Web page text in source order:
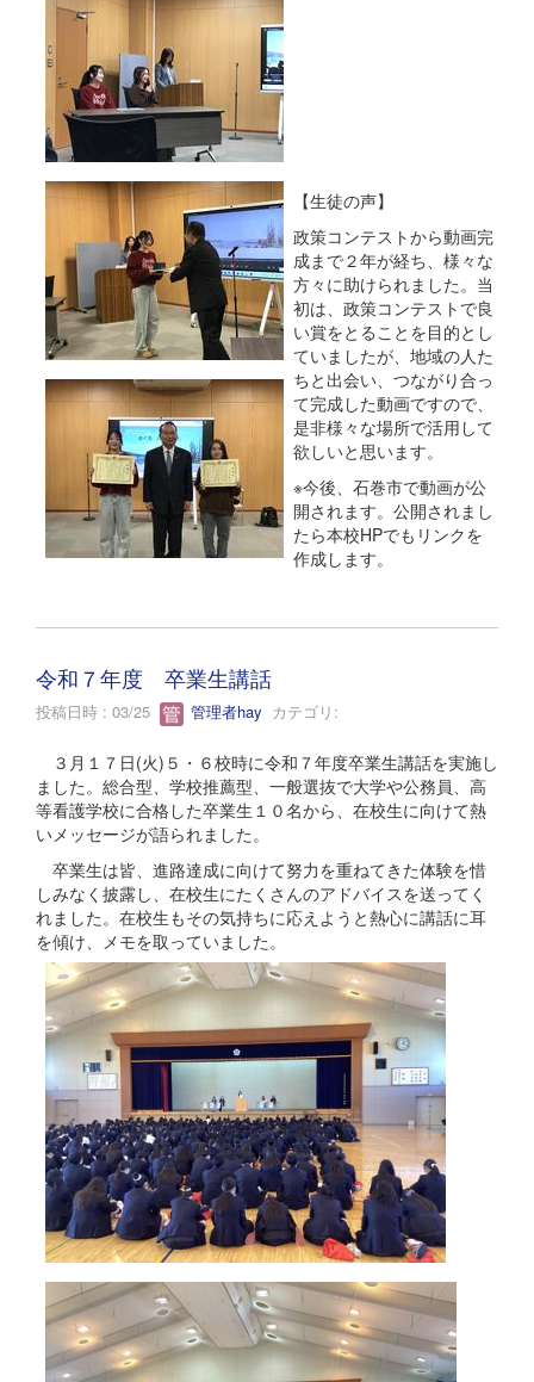
【生徒の声】
政策コンテストから動画完
成まで２年が経ち、様々な
方々に助けられました。当
初は、政策コンテストで良
い賞をとることを目的とし
ていましたが、地域の人た
ちと出会い、つながり合っ
て完成した動画ですので、
是非様々な場所で活用して
欲しいと思います。
※今後、石巻市で動画が公
開されます。公開されまし
たら本校HPでもリンクを
作成します。
令和７年度 卒業生講話
投稿日時 : 03/25 管理者hay カテゴリ:
３月１７日(火)５・６校時に令和７年度卒業生講話を実施し
ました。総合型、学校推薦型、一般選抜で大学や公務員、高
等看護学校に合格した卒業生１０名から、在校生に向けて熱
いメッセージが語られました。
卒業生は皆、進路達成に向けて努力を重ねてきた体験を惜
しみなく披露し、在校生にたくさんのアドバイスを送ってく
れました。在校生もその気持ちに応えようと熱心に講話に耳
を傾け、メモを取っていました。